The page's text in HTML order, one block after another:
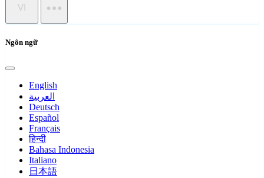
VI
Ngôn ngữ
English
العربية
Deutsch
Español
Français
हिन्दी
Bahasa Indonesia
Italiano
日本語